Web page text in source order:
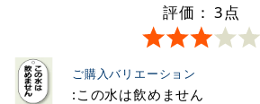
評価： 3点
ご購入バリエーション
:この水は飲めません